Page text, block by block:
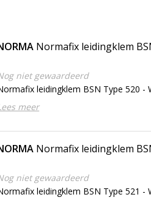
Normafix leidingklem
niet gewaardeerd
leidingklem BSN Type 520 -
meer
Normafix leidingklem
niet gewaardeerd
leidingklem BSN Type 521 -